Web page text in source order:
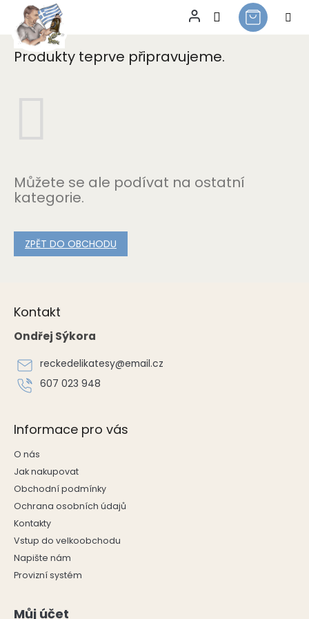
Přejít
obsah
Sladká
Produkty teprve připravujeme.
Můžete se ale podívat na ostatní
kategorie.
ZPĚT DO OBCHODU
Kontakt
Ondřej Sýkora
reckedelikatesy@email.cz
607 023 948
Informace pro vás
O nás
Jak nakupovat
Obchodní podmínky
Ochrana osobních údajů
Kontakty
Vstup do velkoobchodu
Napište nám
Provizní systém
Můj účet